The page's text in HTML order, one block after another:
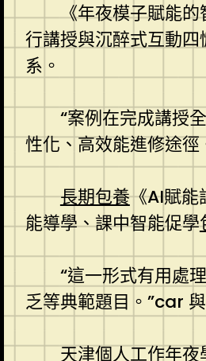
《年夜模子賦能
行講授與沉醉式互動
系。
“案例在完成講授
性化、高效能進修途徑
長期包養《AI賦能
能導學、課中智能促學
“這一形式有用處
乏等典範題目。”car
天津個人工作年